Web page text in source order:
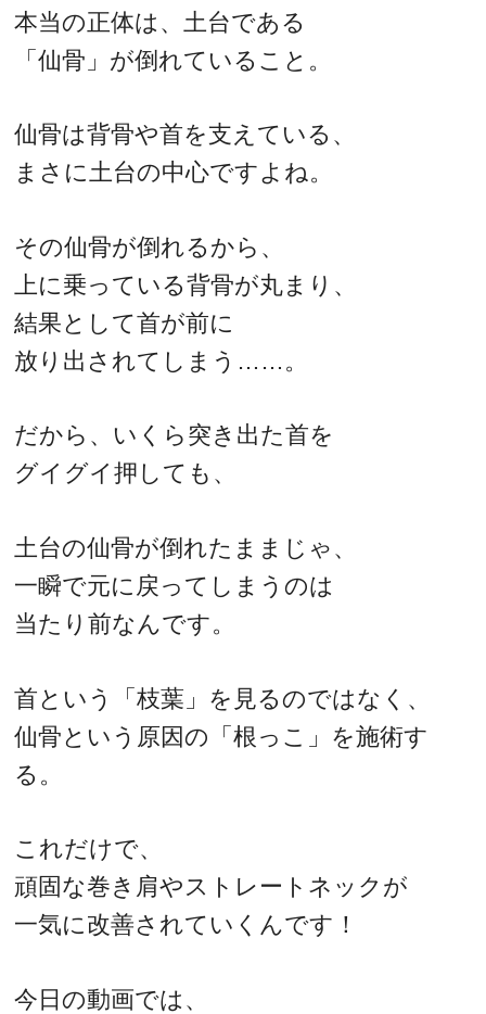
本当の正体は、土台である
「仙骨」が倒れていること。
仙骨は背骨や首を支えている、
まさに土台の中心ですよね。
その仙骨が倒れるから、
上に乗っている背骨が丸まり、
結果として首が前に
放り出されてしまう……。
だから、いくら突き出た首を
グイグイ押しても、
土台の仙骨が倒れたままじゃ、
一瞬で元に戻ってしまうのは
当たり前なんです。
首という「枝葉」を見るのではなく、
仙骨という原因の「根っこ」を施術す
る。
これだけで、
頑固な巻き肩やストレートネックが
一気に改善されていくんです！
今日の動画では、